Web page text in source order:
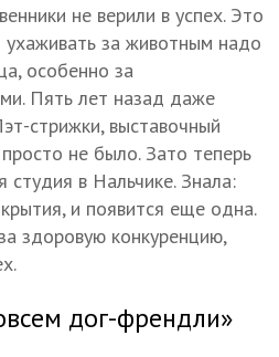
не верили в успех. Это
за животным надо
особенно за
Пять лет назад даже
стрижки, выставочный
не было. Зато теперь
в Нальчике. Знала:
и появится еще одна.
здоровую конкуренцию,
дог-френдли»